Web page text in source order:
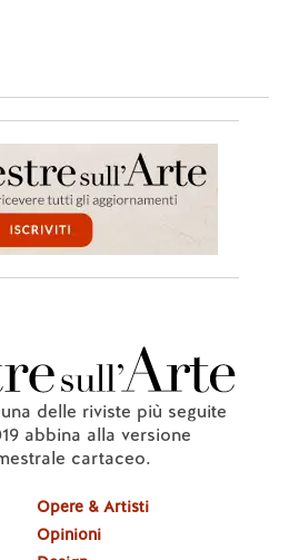
delle riviste più seguite
abbina alla versione
cartaceo.
Opere & Artisti
Opinioni